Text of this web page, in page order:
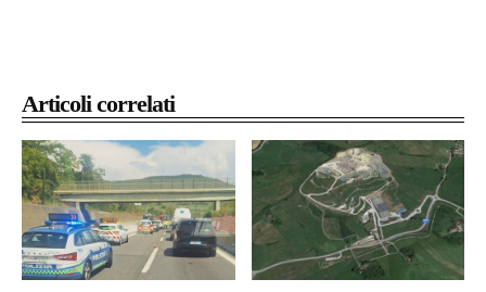
Articoli correlati